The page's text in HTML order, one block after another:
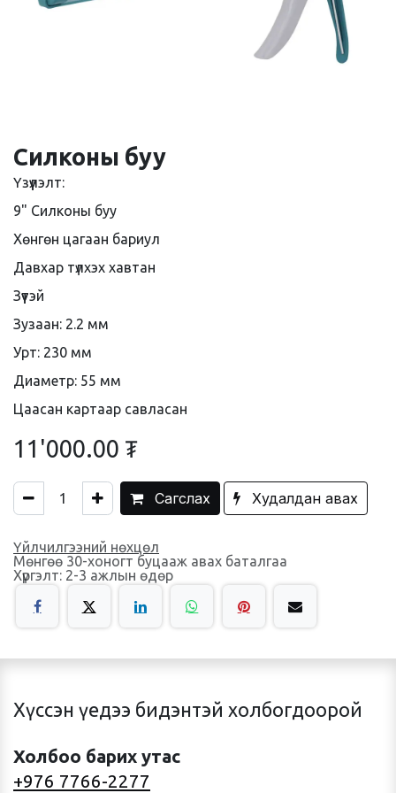
Силконы буу
Үзүүлэлт:
9" Силконы буу
Хөнгөн цагаан бариул
Давхар түлхэх хавтан
Зүүтэй
Зузаан: 2.2 мм
Урт: 230 мм
Диаметр: 55 мм
Цаасан картаар савласан
11'000.00 ₮
Сагслах Худалдан авах
Үйлчилгээний нөхцөл
Мөнгөө 30-хоногт буцааж авах баталгаа
Хүргэлт: 2-3 ажлын өдөр
Хүссэн үедээ бидэнтэй холбогдоорой
Холбоо барих утас
+976 7766-2277